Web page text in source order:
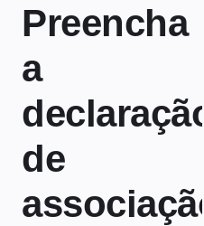
Preencha
a
declaração
de
associação